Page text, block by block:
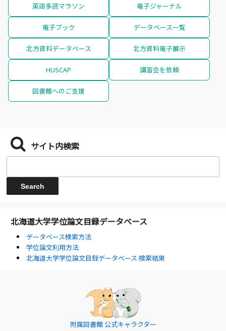
英語多読マラソン 電子ジャーナル
電子ブック データベース一覧
北方資料データベース 北方資料電子展示
HUSCAP 講習会を依頼
図書館へのご支援
サイト内検索
北海道大学学位論文目録データベース
データベース検索方法
学位論文利用方法
北海道大学学位論文目録データベース 検索結果
附属図書館 公式キャラクター